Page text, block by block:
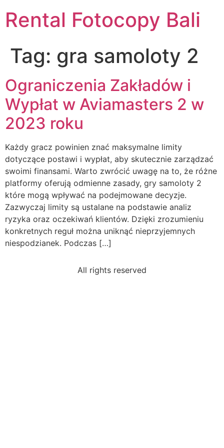
Rental Fotocopy Bali
Tag: gra samoloty 2
Ograniczenia Zakładów i
Wypłat w Aviamasters 2 w
2023 roku
Każdy gracz powinien znać maksymalne limity
dotyczące postawi i wypłat, aby skutecznie zarządzać
swoimi finansami. Warto zwrócić uwagę na to, że różne
platformy oferują odmienne zasady, gry samoloty 2
które mogą wpływać na podejmowane decyzje.
Zazwyczaj limity są ustalane na podstawie analiz
ryzyka oraz oczekiwań klientów. Dzięki zrozumieniu
konkretnych reguł można uniknąć nieprzyjemnych
niespodzianek. Podczas […]
All rights reserved